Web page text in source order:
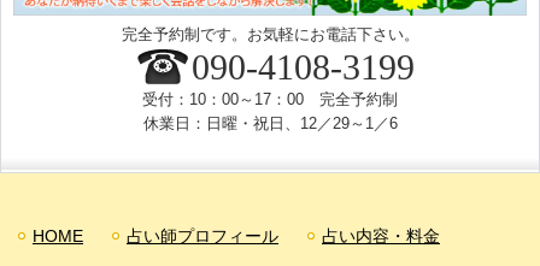
完全予約制です。お気軽にお電話下さい。
090-4108-3199
受付：10：00～17：00 完全予約制
休業日：日曜・祝日、12／29～1／6
HOME 占い師プロフィール 占い内容・料金